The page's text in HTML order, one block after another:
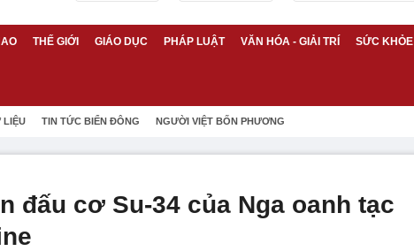
THẾ GIỚI GIÁO DỤC PHÁP LUẬT VĂN HÓA - GIẢI TRÍ SỨC KHỎE
LIỆU TIN TỨC BIỂN ĐÔNG NGƯỜI VIỆT BỐN PHƯƠNG
đấu cơ Su-34 của Nga oanh tạc